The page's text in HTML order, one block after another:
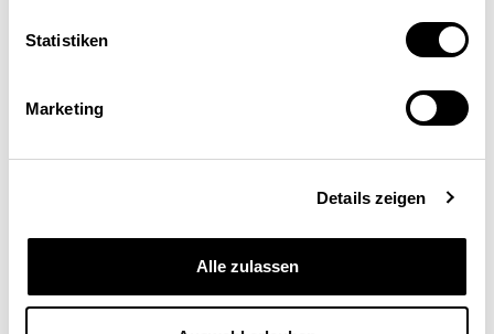
Statistiken
Marketing
Details zeigen
Alle zulassen
Membre de la direction et responsable de la
direction thématique Matières premières, Public